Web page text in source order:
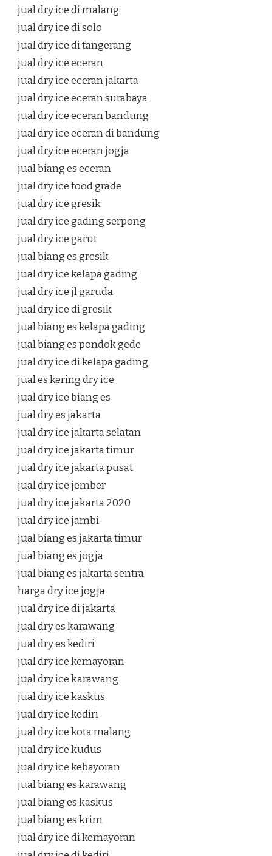
jual dry ice di malang
jual dry ice di solo
jual dry ice di tangerang
jual dry ice eceran
jual dry ice eceran jakarta
jual dry ice eceran surabaya
jual dry ice eceran bandung
jual dry ice eceran di bandung
jual dry ice eceran jogja
jual biang es eceran
jual dry ice food grade
jual dry ice gresik
jual dry ice gading serpong
jual dry ice garut
jual biang es gresik
jual dry ice kelapa gading
jual dry ice jl garuda
jual dry ice di gresik
jual biang es kelapa gading
jual biang es pondok gede
jual dry ice di kelapa gading
jual es kering dry ice
jual dry ice biang es
jual dry es jakarta
jual dry ice jakarta selatan
jual dry ice jakarta timur
jual dry ice jakarta pusat
jual dry ice jember
jual dry ice jakarta 2020
jual dry ice jambi
jual biang es jakarta timur
jual biang es jogja
jual biang es jakarta sentra
harga dry ice jogja
jual dry ice di jakarta
jual dry es karawang
jual dry es kediri
jual dry ice kemayoran
jual dry ice karawang
jual dry ice kaskus
jual dry ice kediri
jual dry ice kota malang
jual dry ice kudus
jual dry ice kebayoran
jual biang es karawang
jual biang es kaskus
jual biang es krim
jual dry ice di kemayoran